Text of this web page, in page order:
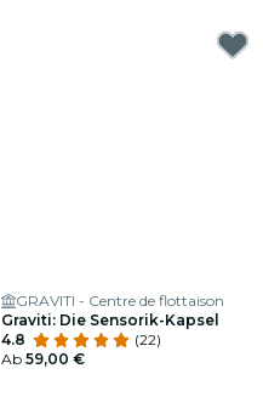
GRAVITI - Centre de flottaison
Graviti: Die Sensorik-Kapsel
4.8
(22)
Ab 59,00 €